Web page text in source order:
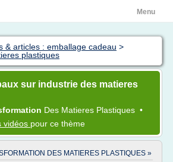
Menu
& articles : emballage cadeau >
plastiques
sur industrie des matieres
Des Matieres Plastiques •
vidéos pour ce thème
DES MATIERES PLASTIQUES »